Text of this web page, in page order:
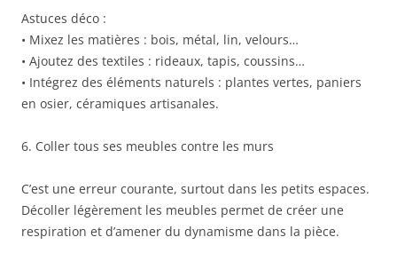
Astuces déco :
• Mixez les matières : bois, métal, lin, velours…
• Ajoutez des textiles : rideaux, tapis, coussins…
• Intégrez des éléments naturels : plantes vertes, paniers
en osier, céramiques artisanales.
6. Coller tous ses meubles contre les murs
C’est une erreur courante, surtout dans les petits espaces.
Décoller légèrement les meubles permet de créer une
respiration et d’amener du dynamisme dans la pièce.